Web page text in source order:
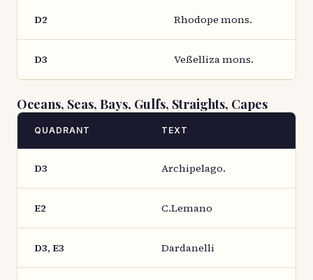
D2 Rhodope mons.
D3 Veßelliza mons.
Oceans, Seas, Bays, Gulfs, Straights, Capes
QUADRANT TEXT
D3 Archipelago.
E2 C.Lemano
D3, E3 Dardanelli